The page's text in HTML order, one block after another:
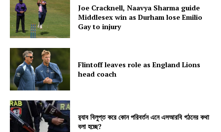
Joe Cracknell, Naavya Sharma guide
Middlesex win as Durham lose Emilio
Gay to injury
Flintoff leaves role as England Lions
head coach
র‍্যাব বিলুপ্ত করে কোন পরিবর্তন এনে এসআরবি গঠনের কথা
বলা হচ্ছে?